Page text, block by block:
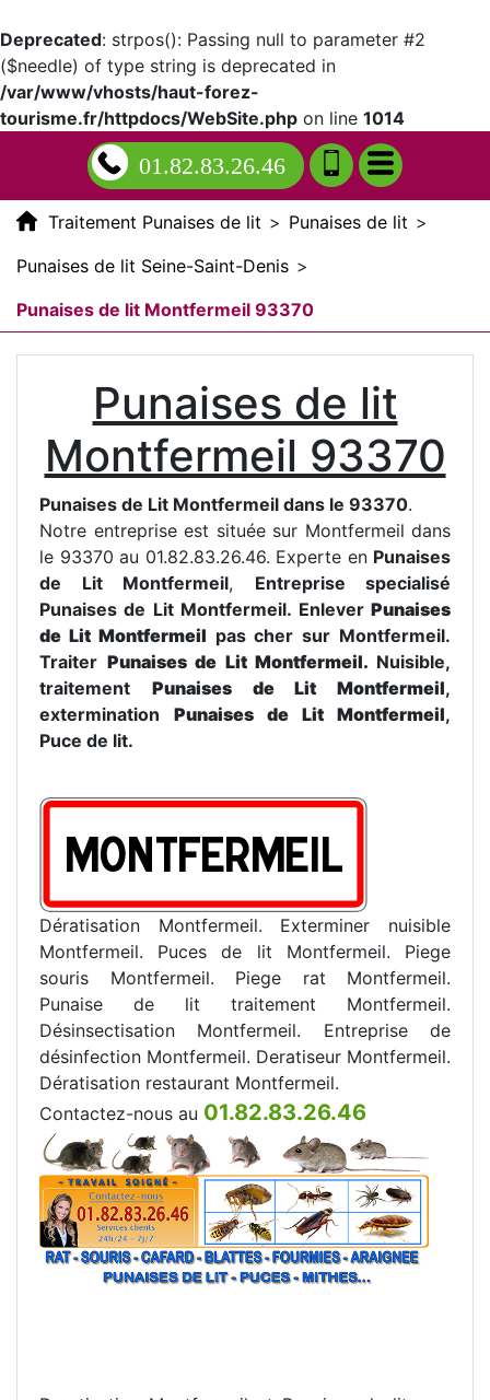
Deprecated: strpos(): Passing null to parameter #2
($needle) of type string is deprecated in
/var/www/vhosts/haut-forez-
tourisme.fr/httpdocs/WebSite.php on line 1014
01.82.83.26.46
Traitement Punaises de lit > Punaises de lit >
Punaises de lit Seine-Saint-Denis >
Punaises de lit Montfermeil 93370
Punaises de lit
Montfermeil 93370
Punaises de Lit Montfermeil dans le 93370.
Notre entreprise est située sur Montfermeil dans
le 93370 au 01.82.83.26.46. Experte en Punaises
de Lit Montfermeil, Entreprise specialisé
Punaises de Lit Montfermeil. Enlever Punaises
de Lit Montfermeil pas cher sur Montfermeil.
Traiter Punaises de Lit Montfermeil. Nuisible,
traitement Punaises de Lit Montfermeil,
extermination Punaises de Lit Montfermeil,
Puce de lit.
Dératisation Montfermeil. Exterminer nuisible
Montfermeil. Puces de lit Montfermeil. Piege
souris Montfermeil. Piege rat Montfermeil.
Punaise de lit traitement Montfermeil.
Désinsectisation Montfermeil. Entreprise de
désinfection Montfermeil. Deratiseur Montfermeil.
Dératisation restaurant Montfermeil.
Contactez-nous au 01.82.83.26.46